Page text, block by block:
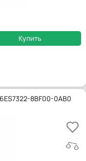
Купить
8BF00-0AB0